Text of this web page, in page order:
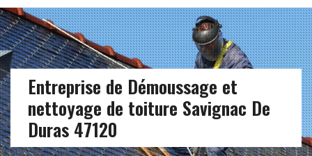
Entreprise de Démoussage et
nettoyage de toiture Savignac De
Duras 47120